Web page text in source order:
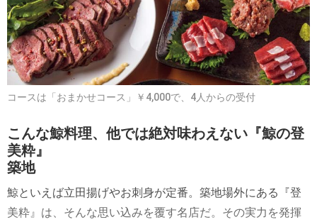
コースは「おまかせコース」￥4,000で、4人からの受付
こんな鯨料理、他では絶対味わえない『鯨の登
美粋』
築地
鯨といえば立田揚げやお刺身が定番。築地場外にある『登
美粋』は、そんな思い込みを覆す名店だ。その実力を発揮